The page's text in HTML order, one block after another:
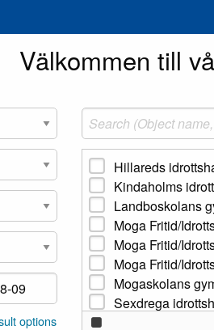
Välkommen till
options
Hillareds
Kindaholms
Landboskolans
Moga Fritid/
Moga Fritid/
Moga Fritid/
Mogaskolans
Sexdrega